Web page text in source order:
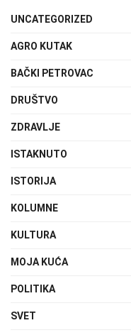
UNCATEGORIZED
AGRO KUTAK
BAČKI PETROVAC
DRUŠTVO
ZDRAVLJE
ISTAKNUTO
ISTORIJA
KOLUMNE
KULTURA
MOJA KUĆA
POLITIKA
SVET